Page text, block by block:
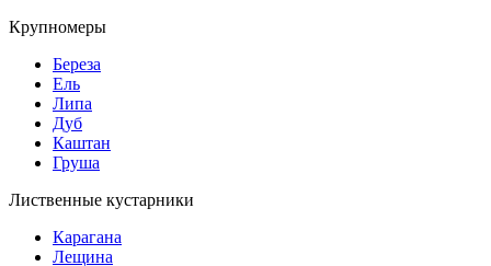
Крупномеры
Береза
Ель
Липа
Дуб
Каштан
Груша
Лиственные кустарники
Карагана
Лещина